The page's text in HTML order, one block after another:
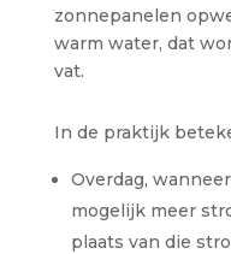
zonnepanelen
warm water, dat
vat.
In de praktijk
Overdag,
mogelijk meer
plaats van die